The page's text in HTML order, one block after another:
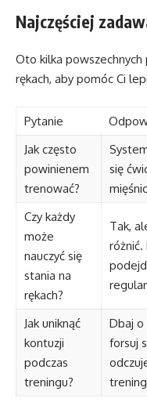
Najczęściej
Oto kilka powszechnych
rękach, aby pomóc Ci
Pytanie
Jak często
powinienem
trenować?
się
Czy każdy
może
nauczyć się
stania na
rękach?
Tak,
różnić.
Jak uniknąć
kontuzji
podczas
treningu?
Dbaj
forsuj